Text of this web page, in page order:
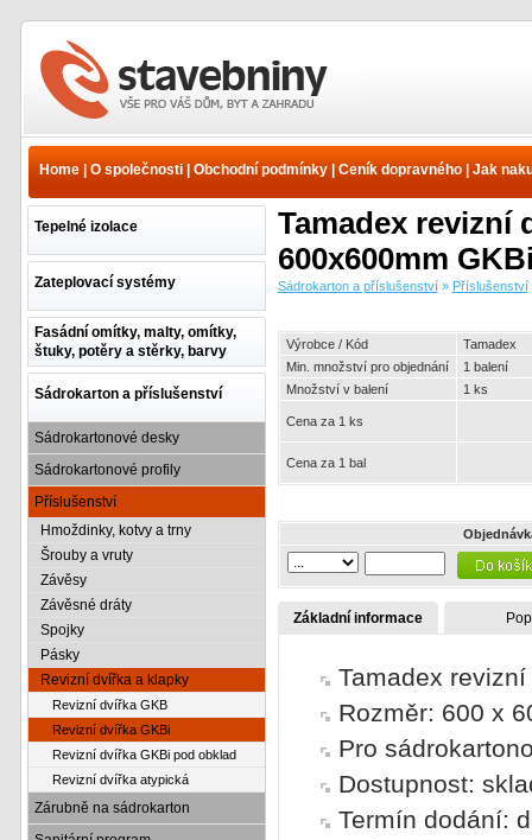
příslušenství -
dvířka a klapky - Revizní
Home| O společnosti| Obchodní podmínky| Ceník dopravného| Jak
Tepelné izolace
Zateplovací systémy
Fasádní omítky, malty, omítky,
štuky, potěry a stěrky, barvy
Sádrokarton a příslušenství
Sádrokartonové desky
Sádrokartonové profily
Příslušenství
Hmoždinky, kotvy a trny
Šrouby a vruty
Závěsy
Závěsné dráty
Spojky
Pásky
Revizní dvířka a klapky
Revizní dvířka GKB
Revizní dvířka GKBi
Revizní dvířka GKBi pod obklad
Revizní dvířka atypická
Zárubně na sádrokarton
Tamadex revizní
600x600mm
Sádrokarton a příslušenství» Příslušenství
Výrobce / Kód
Tamadex
Min. množství pro objednání
1 balení
Množství v balení
1 ks
Cena za 1 ks
Cena za 1 bal
Základní informace
Tamadex
Rozměr: 600 x
Pro
Dostupnost:
Termín dodání: